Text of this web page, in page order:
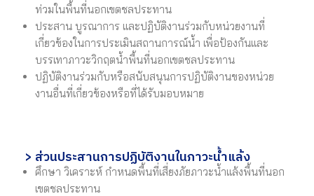
ท่วมในพื้นที่นอกเขตชลประทาน
ประสาน บูรณาการ และปฏิบัติงานร่วมกับหน่วยงานที่
เกี่ยวข้องในการประเมินสถานการณ์น้ำ เพื่อป้องกันและ
บรรเทาภาวะวิกฤตน้ำพื้นที่นอกเขตชลประทาน
ปฏิบัติงานร่วมกับหรือสนับสนุนการปฏิบัติงานของหน่วย
งานอื่นที่เกี่ยวข้องหรือที่ได้รับมอบหมาย
> ส่วนประสานการปฏิบัติงานในภาวะน้ำแล้ง
ศึกษา วิเคราะห์ กำหนดพื้นที่เสี่ยงภัยภาวะน้ำแล้งพื้นที่นอก
เขตชลประทาน